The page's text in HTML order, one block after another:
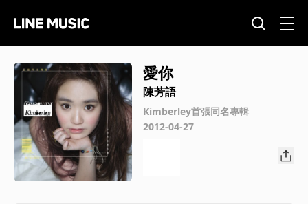
愛你
陳芳語
Kimberley首張同名專輯
2012-04-27